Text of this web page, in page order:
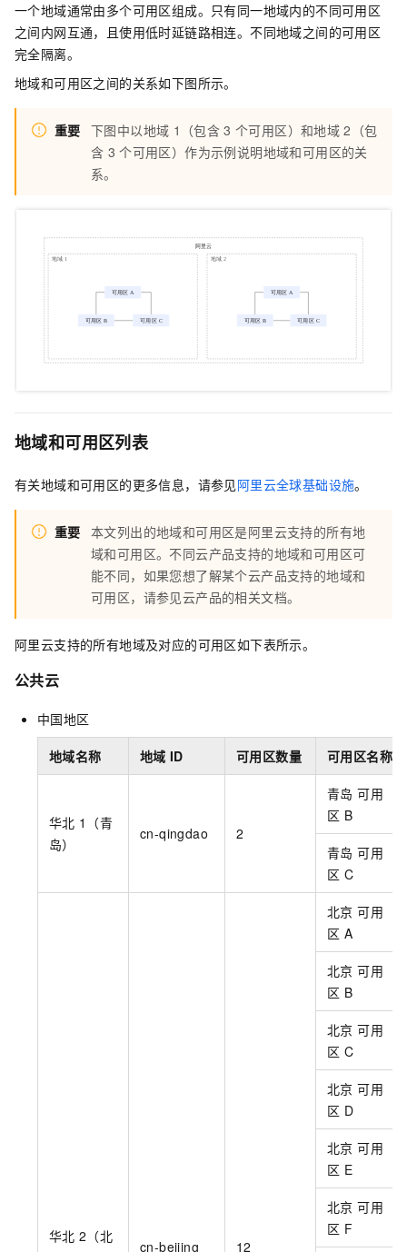
一个地域通常由多个可用区组成。只有同一地域内的不同可用区
之间内网互通，且使用低时延链路相连。不同地域之间的可用区
完全隔离。
地域和可用区之间的关系如下图所示。
重要 下图中以地域 1（包含 3 个可用区）和地域 2（包
含 3 个可用区）作为示例说明地域和可用区的关
系。
地域和可用区列表
有关地域和可用区的更多信息，请参见阿里云全球基础设施。
重要 本文列出的地域和可用区是阿里云支持的所有地
域和可用区。不同云产品支持的地域和可用区可
能不同，如果您想了解某个云产品支持的地域和
可用区，请参见云产品的相关文档。
阿里云支持的所有地域及对应的可用区如下表所示。
公共云
中国地区
地域名称 地域 ID 可用区数量 可用区名称
华北 1（青
岛）
cn-qingdao 2
青岛 可用
区 B
青岛 可用
区 C
华北 2（北
cn-beijing 12
北京 可用
区 A
北京 可用
区 B
北京 可用
区 C
北京 可用
区 D
北京 可用
区 E
北京 可用
区 F